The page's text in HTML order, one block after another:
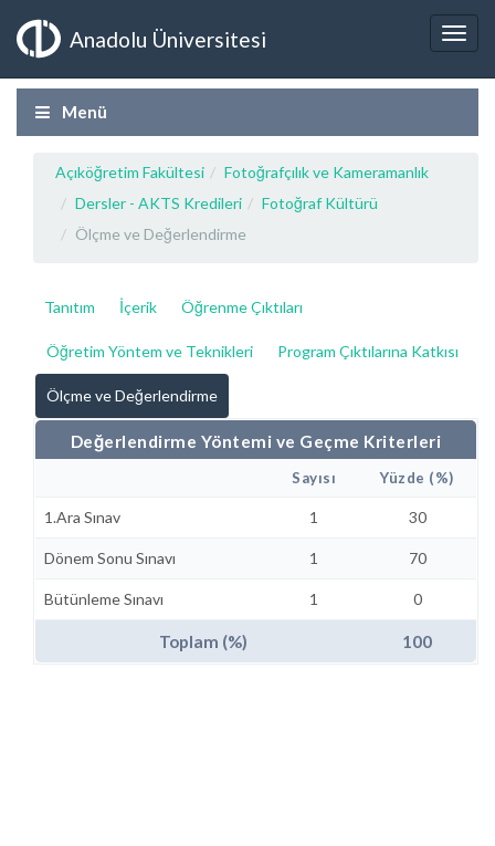
Anadolu Üniversitesi
Menü
Açıköğretim Fakültesi
Fotoğrafçılık ve Kameramanlık
Dersler - AKTS Kredileri
Fotoğraf Kültürü
Ölçme ve Değerlendirme
Tanıtım İçerik Öğrenme Çıktıları
Öğretim Yöntem ve Teknikleri Program Çıktılarına Katkısı
Ölçme ve Değerlendirme
Değerlendirme Yöntemi ve Geçme Kriterleri
Sayısı Yüzde (%)
1.Ara Sınav 1 30
Dönem Sonu Sınavı 1 70
Bütünleme Sınavı 1 0
Toplam (%) 100